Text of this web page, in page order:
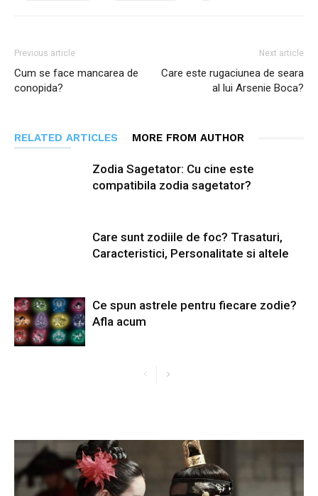
Previous article
Cum se face mancarea de
conopida?
Next article
Care este rugaciunea de seara
al lui Arsenie Boca?
RELATED ARTICLES MORE FROM AUTHOR
Zodia Sagetator: Cu cine este
compatibila zodia sagetator?
Care sunt zodiile de foc? Trasaturi,
Caracteristici, Personalitate si altele
Ce spun astrele pentru fiecare zodie?
Afla acum